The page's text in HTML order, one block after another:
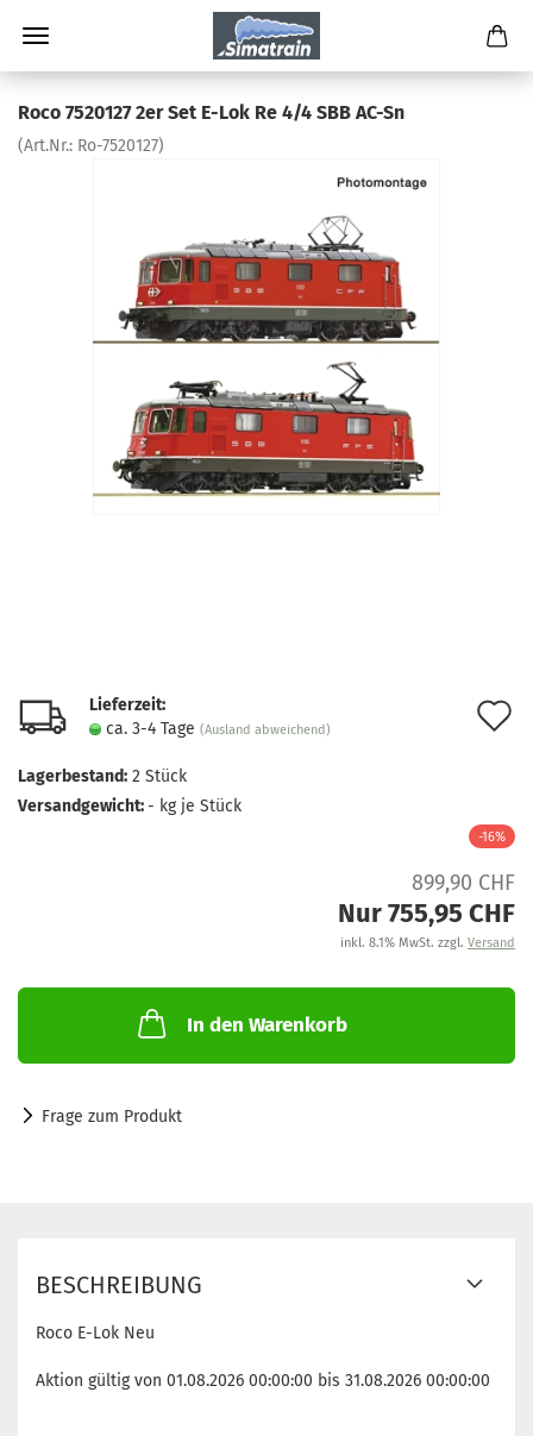
Roco 7520127 2er Set E-Lok Re 4/4 SBB AC-Sn
(Art.Nr.: Ro-7520127)
Lieferzeit:
ca. 3-4 Tage (Ausland abweichend)
Lagerbestand: 2 Stück
Versandgewicht:- kg je Stück
-16%
899,90 CHF
Nur 755,95 CHF
inkl. 8.1% MwSt. zzgl. Versand
In den Warenkorb
Frage zum Produkt
BESCHREIBUNG
Roco E-Lok Neu
Aktion gültig von 01.08.2026 00:00:00 bis 31.08.2026 00:00:00